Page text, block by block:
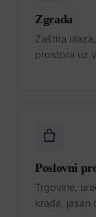
Zgrada
Zaštita
prostora uz
Poslovni
Trgovine,
krađa, jasan